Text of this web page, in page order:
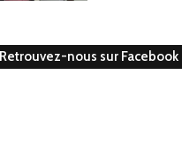
Retrouvez-nous sur Facebook